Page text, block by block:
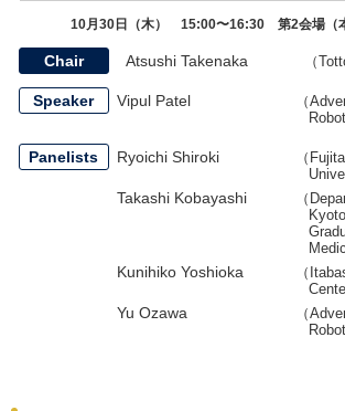
10月30日（木） 15:00〜16:30 第2会場（
Chair Atsushi Takenaka （
Speaker Vipul Patel
（
Panelists Ryoichi Shiroki
（
Takashi Kobayashi
（
Kunihiko Yoshioka
（
Yu Ozawa
（